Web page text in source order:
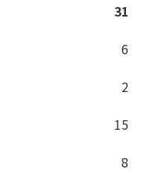
31
6
2
15
8